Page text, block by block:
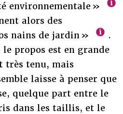
environnementale »
alors des
nains de jardin »
.
le propos est en grande
très tenu, mais
laisse à penser que
quelque part entre le
dans les taillis, et le